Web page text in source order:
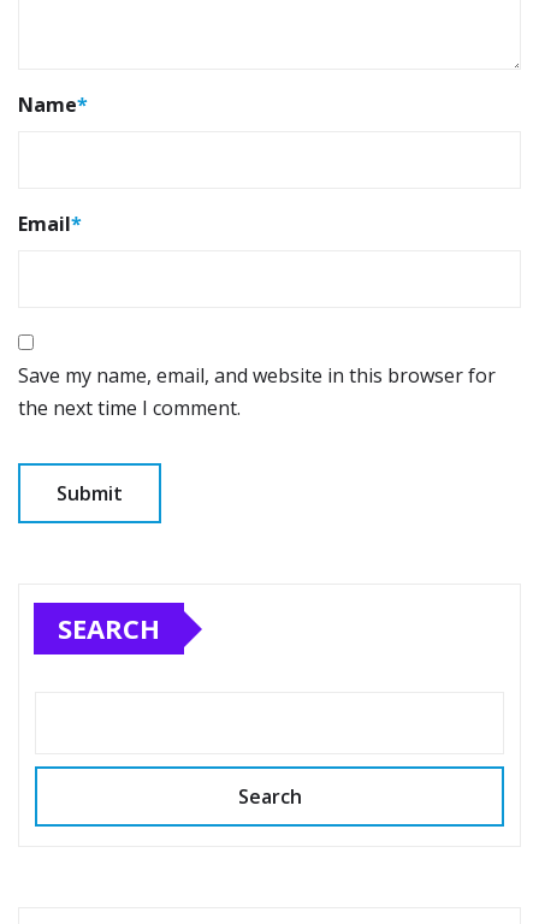
Name*
Email*
Save my name, email, and website in this browser for
the next time I comment.
SEARCH
Search